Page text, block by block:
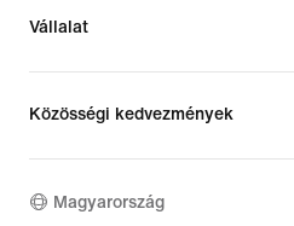
Vállalat
Közösségi kedvezmények
Magyarország